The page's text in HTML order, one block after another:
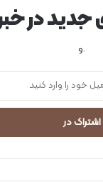
جدید در
.و